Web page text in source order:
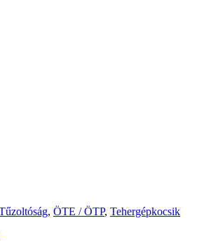
, ÖTE / ÖTP, Tehergépkocsik